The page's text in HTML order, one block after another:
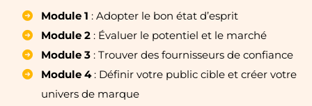
Module 1 : Adopter le bon état d’esprit
Module 2 : Évaluer le potentiel et le marché
Module 3: Trouver des fournisseurs de confiance
Module 4 : Définir votre public cible et créer votre
univers de marque